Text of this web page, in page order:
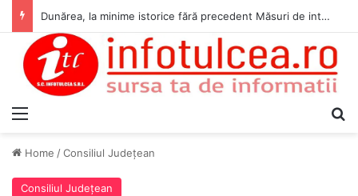
Dunărea, la minime istorice fără precedent Măsuri de intervenție pentru menținerea debitelor minime, necesare pentru producția de energie nucleară
Home /Consiliul Judeţean
Consiliul Judeţean